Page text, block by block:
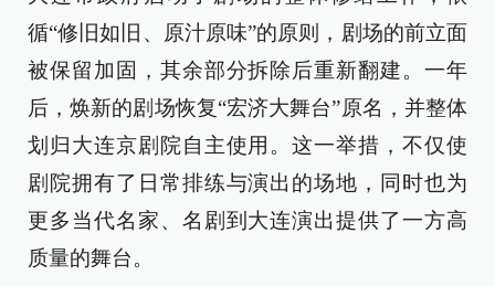
循“修旧如旧、原汁原味”的原则，剧场的前立面
被保留加固，其余部分拆除后重新翻建。一年
后，焕新的剧场恢复“宏济大舞台”原名，并整体
划归大连京剧院自主使用。这一举措，不仅使
剧院拥有了日常排练与演出的场地，同时也为
更多当代名家、名剧到大连演出提供了一方高
质量的舞台。